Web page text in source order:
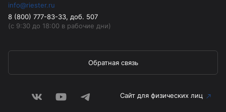
info@riester.ru
8 (800) 777-83-33, доб. 507
(с 9:30 до 18:00 в рабочие дни)
Обратная связь
Сайт для физических лиц